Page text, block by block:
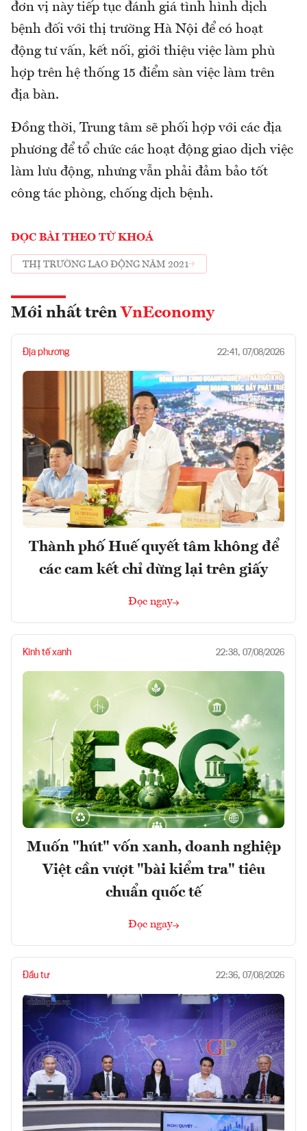
đơn vị này tiếp tục đánh giá tình hình dịch
bệnh đối với thị trường Hà Nội để có hoạt
động tư vấn, kết nối, giới thiệu việc làm phù
hợp trên hệ thống 15 điểm sàn việc làm trên
địa bàn.
Đồng thời, Trung tâm sẽ phối hợp với các địa
phương để tổ chức các hoạt động giao dịch việc
làm lưu động, nhưng vẫn phải đảm bảo tốt
công tác phòng, chống dịch bệnh.
ĐỌC BÀI THEO TỪ KHOÁ
THỊ TRƯỜNG LAO ĐỘNG NĂM 2021
Mới nhất trên VnEconomy
Địa phương 22:41, 07/08/2026
Thành phố Huế quyết tâm không để
các cam kết chỉ dừng lại trên giấy
Đọc ngay
Kinh tế xanh 22:38, 07/08/2026
Muốn "hút" vốn xanh, doanh nghiệp
Việt cần vượt "bài kiểm tra" tiêu
chuẩn quốc tế
Đọc ngay
Đầu tư 22:36, 07/08/2026